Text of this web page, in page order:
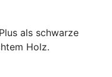
als schwarze
Holz.